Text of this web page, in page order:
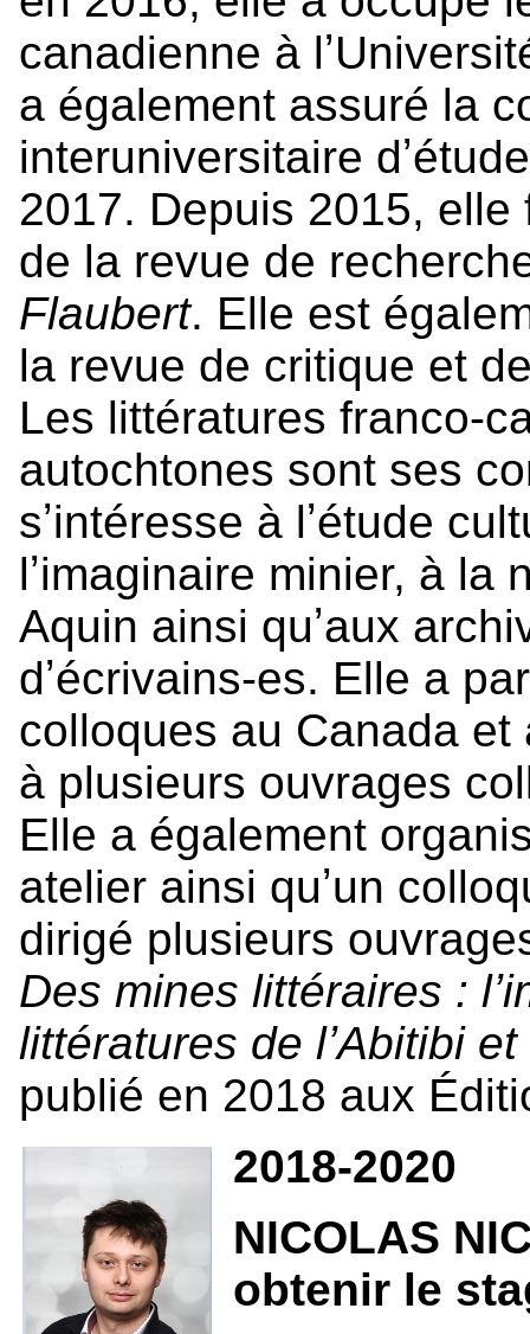
canadienne à
a également assuré la
interuniversitaire
2017. Depuis 2015,
de la revue de
Flaubert. Elle est
la revue de critique et
Les littératures franco-
autochtones sont ses
sʼintéresse à lʼétude
lʼimaginaire minier, à la
Aquin ainsi quʼaux
dʼécrivains-es. Elle a
colloques au Canada et
à plusieurs ouvrages
Elle a également
atelier ainsi quʼun
dirigé plusieurs
Des mines littéraires :
littératures de lʼAbitibi
publié en 2018 aux
2018-2020
NICOLAS
obtenir le